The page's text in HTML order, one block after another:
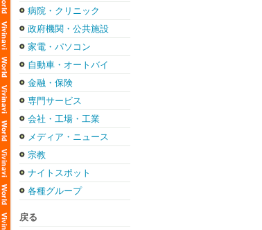
病院・クリニック
政府機関・公共施設
家電・パソコン
自動車・オートバイ
金融・保険
専門サービス
会社・工場・工業
メディア・ニュース
宗教
ナイトスポット
各種グループ
戻る